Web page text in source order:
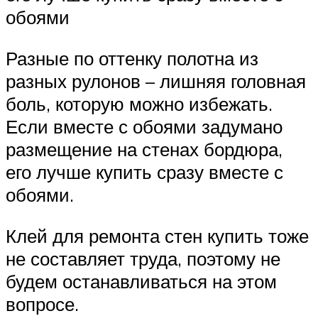
обоями
Разные по оттенку полотна из
разных рулонов – лишняя головная
боль, которую можно избежать.
Если вместе с обоями задумано
размещение на стенах бордюра,
его лучше купить сразу вместе с
обоями.
Клей для ремонта стен купить тоже
не составляет труда, поэтому не
будем останавливаться на этом
вопросе.